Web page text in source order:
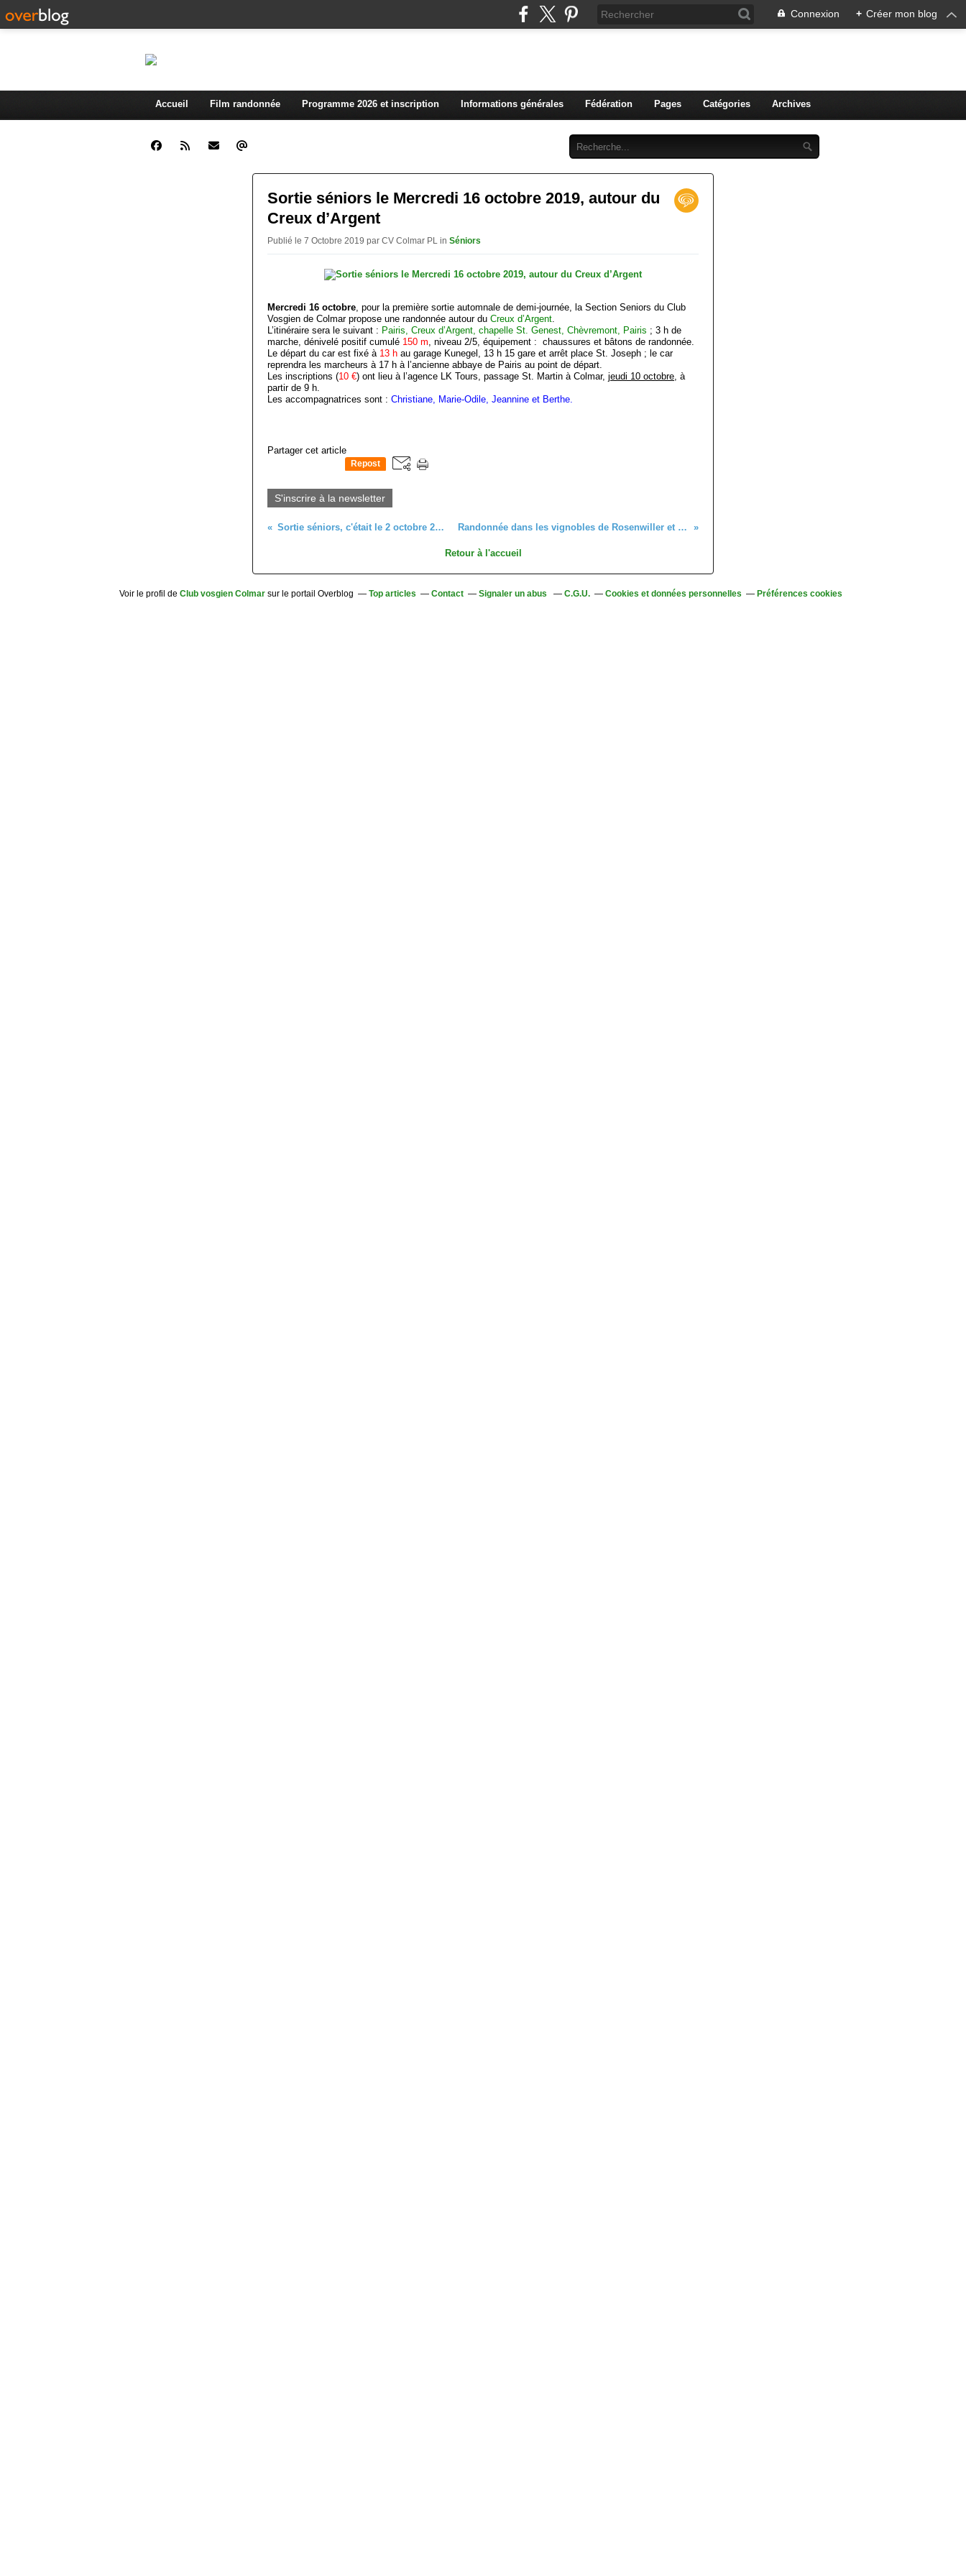
Connexion + Créer mon blog
Accueil Film randonnée Programme 2026 et inscription Informations générales Fédération Pages Catégories Archives
Sortie séniors le Mercredi 16 octobre 2019, autour du
Creux d’Argent
Publié le 7 Octobre 2019 par CV Colmar PL in Séniors
Mercredi 16 octobre, pour la première sortie automnale de demi-journée, la Section Seniors du Club
Vosgien de Colmar propose une randonnée autour du Creux d’Argent.
L’itinéraire sera le suivant : Pairis, Creux d’Argent, chapelle St. Genest, Chèvremont, Pairis ; 3 h de
marche, dénivelé positif cumulé 150 m, niveau 2/5, équipement : chaussures et bâtons de randonnée.
Le départ du car est fixé à 13 h au garage Kunegel, 13 h 15 gare et arrêt place St. Joseph ; le car
reprendra les marcheurs à 17 h à l’ancienne abbaye de Pairis au point de départ.
Les inscriptions (10 €) ont lieu à l’agence LK Tours, passage St. Martin à Colmar, jeudi 10 octobre, à
partir de 9 h.
Les accompagnatrices sont : Christiane, Marie-Odile, Jeannine et Berthe.
Partager cet article
Repost
S'inscrire à la newsletter
Sortie séniors, c'était le 2 octobre 2019, autour du Schauenberg Randonnée dans les vignobles de Rosenwiller et Rosheim - mercredi 16 octobre 2019
Retour à l'accueil
Voir le profil de Club vosgien Colmar sur le portail Overblog Top articles Contact Signaler un abus C.G.U. Cookies et données personnelles Préférences cookies